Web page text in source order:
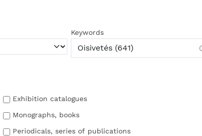
Keywords
Exhibition catalogues
Monographs, books
Periodicals, series of publications